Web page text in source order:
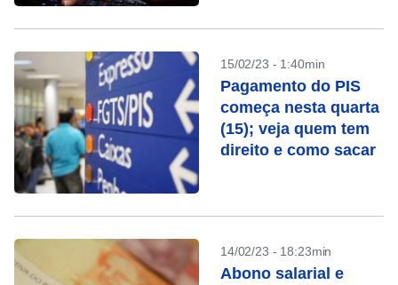
15/02/23 - 1:40min
Pagamento do PIS
começa nesta quarta
(15); veja quem tem
direito e como sacar
14/02/23 - 18:23min
Abono salarial e